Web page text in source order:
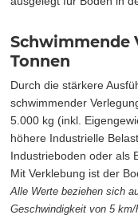
Schwimmende
Tonnen
Durch die stärkere
schwimmender
5.000 kg (inkl.
höhere Industrielle
Industrieboden oder als
Mit Verklebung ist der
Alle Werte beziehen sich
Geschwindigkeit von 5